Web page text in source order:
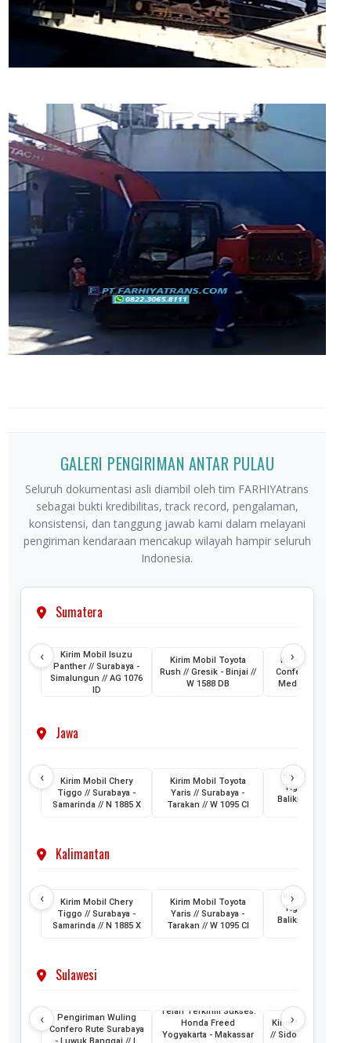
GALERI PENGIRIMAN ANTAR PULAU
Seluruh dokumentasi asli diambil oleh tim FARHIYAtrans
sebagai bukti kredibilitas, track record, pengalaman,
konsistensi, dan tanggung jawab kami dalam melayani
pengiriman kendaraan mencakup wilayah hampir seluruh
Indonesia.
Sumatera
‹
Kirim Mobil Isuzu
Panther // Surabaya -
Simalungun // AG 1076
ID
Kirim Mobil Toyota
Rush // Gresik - Binjai //
W 1588 DB
Kirim Mobil
Confero //
Medan // L 1202
›
Jawa
‹
Kirim Mobil Chery
Tiggo // Surabaya -
Samarinda // N 1885 X
Kirim Mobil Toyota
Yaris // Surabaya -
Tarakan // W 1095 CI
Kirim Mobil
Tiggo // Jakarta
Balikpapan // D
›
Kalimantan
‹
Kirim Mobil Chery
Tiggo // Surabaya -
Samarinda // N 1885 X
Kirim Mobil Toyota
Yaris // Surabaya -
Tarakan // W 1095 CI
Kirim Mobil
Tiggo // Jakarta
Balikpapan // D
›
Sulawesi
‹
Pengiriman Wuling
Confero Rute Surabaya
Telah Terkirim Sukses:
Honda Freed
Yogyakarta - Makassar
Kirim Mobil Honda
// Sidoarjo -
›